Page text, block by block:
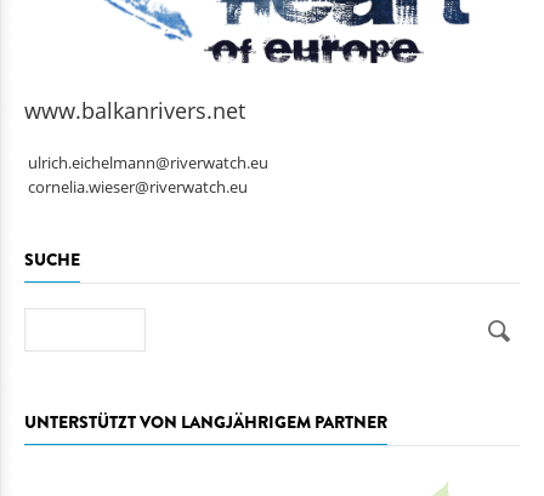
www.balkanrivers.net
ulrich.eichelmann@riverwatch.eu
cornelia.wieser@riverwatch.eu
SUCHE
UNTERSTÜTZT VON LANGJÄHRIGEM PARTNER